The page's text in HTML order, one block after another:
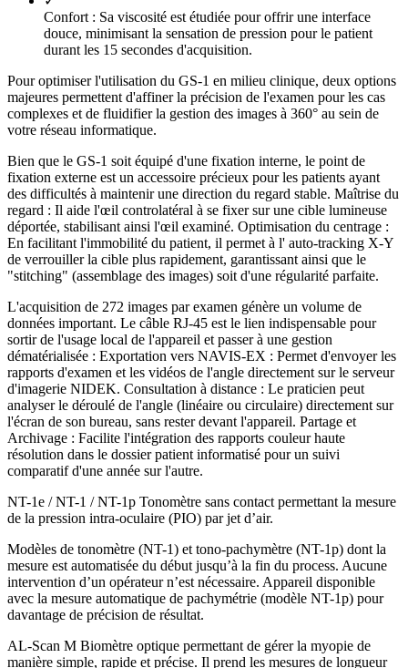
Confort : Sa viscosité est étudiée pour offrir une interface
douce, minimisant la sensation de pression pour le patient
durant les 15 secondes d'acquisition.
Pour optimiser l'utilisation du GS-1 en milieu clinique, deux options
majeures permettent d'affiner la précision de l'examen pour les cas
complexes et de fluidifier la gestion des images à 360° au sein de
votre réseau informatique.
Bien que le GS-1 soit équipé d'une fixation interne, le point de
fixation externe est un accessoire précieux pour les patients ayant
des difficultés à maintenir une direction du regard stable. Maîtrise du
regard : Il aide l'œil controlatéral à se fixer sur une cible lumineuse
déportée, stabilisant ainsi l'œil examiné. Optimisation du centrage :
En facilitant l'immobilité du patient, il permet à l' auto-tracking X-Y
de verrouiller la cible plus rapidement, garantissant ainsi que le
"stitching" (assemblage des images) soit d'une régularité parfaite.
L'acquisition de 272 images par examen génère un volume de
données important. Le câble RJ-45 est le lien indispensable pour
sortir de l'usage local de l'appareil et passer à une gestion
dématérialisée : Exportation vers NAVIS-EX : Permet d'envoyer les
rapports d'examen et les vidéos de l'angle directement sur le serveur
d'imagerie NIDEK. Consultation à distance : Le praticien peut
analyser le déroulé de l'angle (linéaire ou circulaire) directement sur
l'écran de son bureau, sans rester devant l'appareil. Partage et
Archivage : Facilite l'intégration des rapports couleur haute
résolution dans le dossier patient informatisé pour un suivi
comparatif d'une année sur l'autre.
NT-1e / NT-1 / NT-1p Tonomètre sans contact permettant la mesure
de la pression intra-oculaire (PIO) par jet d’air.
Modèles de tonomètre (NT-1) et tono-pachymètre (NT-1p) dont la
mesure est automatisée du début jusqu’à la fin du process. Aucune
intervention d’un opérateur n’est nécessaire. Appareil disponible
avec la mesure automatique de pachymétrie (modèle NT-1p) pour
davantage de précision de résultat.
AL-Scan M Biomètre optique permettant de gérer la myopie de
manière simple, rapide et précise. Il prend les mesures de longueur